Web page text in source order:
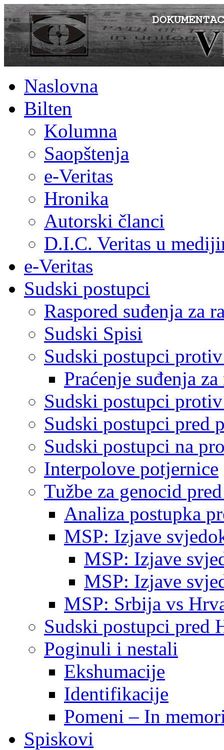
Naslovna
Bilten
Kolumna
Saopštenja
e-Veritas
Hronika
Autorski članci
D.I.C. Veritas u
e-Veritas
Sudski postupci
Raspored suđenja za
Sudski Spisi
Sudski postupci
Praćenje suđenja
Sudski postupci
Sudski postupci pred
Sudski postupci na
Interpolove potjernice
Tužbe za genocid
Analiza postupka
MSP: Izjave
MSP: Izjave
MSP: Izjave
MSP: Srbija vs
Sudski postupci pred
Poginuli i nestali
Ekshumacije
Identifikacije
Pomeni – In
Spiskovi